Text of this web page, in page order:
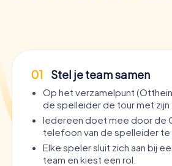
01 Stel je team samen
Op het verzamelpunt
de spelleider de tour met zijn
Iedereen doet mee door de
telefoon van de spelleider te
Elke speler sluit zich aan bij
team en kiest een rol.